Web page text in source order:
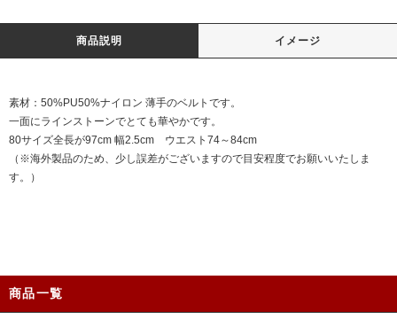
商品説明 イメージ
素材：50%PU50%ナイロン 薄手のベルトです。
一面にラインストーンでとても華やかです。
80サイズ全長が97cm 幅2.5cm ウエスト74～84cm
（※海外製品のため、少し誤差がございますので目安程度でお願いいたしま
す。）
商品一覧